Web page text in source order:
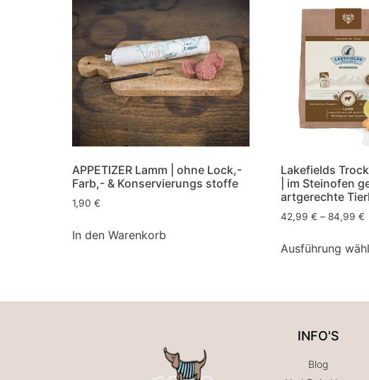
APPETIZER Lamm | ohne Lock,-
Farb,- & Konservierungs stoffe
1,90 €
In den Warenkorb
Lakefields
| im Steinofen
artgerechte
42,99 € – 84,99 €
Ausführung
INFO'S
Blog